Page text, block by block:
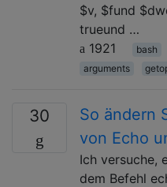
$v, $fund
trueund …
1921
bash
arguments
30
So ändern
von Echo
Ich versuche,
dem Befehl